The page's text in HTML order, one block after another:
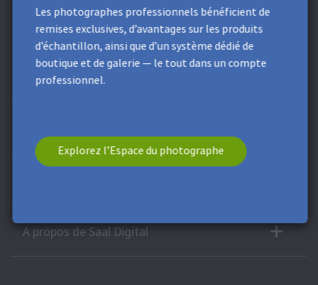
Les photographes professionnels bénéficient de
remises exclusives, d’avantages sur les produits
d’échantillon, ainsi que d’un système dédié de
boutique et de galerie — le tout dans un compte
professionnel.
Explorez l’Espace du photographe
ne peut pas être divisé. Ce bon d’achat n’a pas de valeur en
espèces. Un cumul avec d’autres bons ou promotions n’est pas
Plus de produits
A propos de Saal Digital